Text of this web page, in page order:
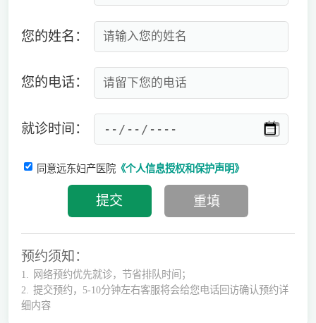
您的姓名：
您的电话：
就诊时间：
同意远东妇产医院《个人信息授权和保护声明》
预约须知：
1. 网络预约优先就诊，节省排队时间；
2. 提交预约，5-10分钟左右客服将会给您电话回访确认预约详
细内容